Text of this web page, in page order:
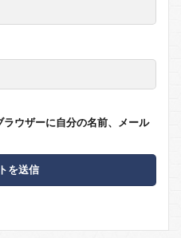
ウザーに自分の名前、メール